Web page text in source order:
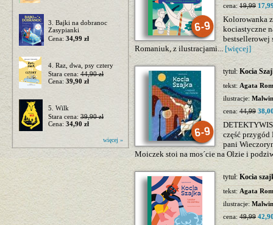
3. Bajki na dobranoc
Zasypianki
Cena: 34,99 zł
4. Raz, dwa, psy cztery
Stara cena: 44,90 zł
Cena: 39,90 zł
5. Wilk
Stara cena: 39,90 zł
Cena: 34,90 zł
więcej »
cena: 19,99
Kolorowanka
kociastyczne
bestsellerowej
Romaniuk, z ilustracjami... [więcej]
tytuł: Kocia
tekst: Agata
ilustracje:
cena: 44,99
część
pani
Moiczek stoi na mos´cie na Olzie i
tytuł: Kocia
tekst: Agata
ilustracje:
cena: 49,99